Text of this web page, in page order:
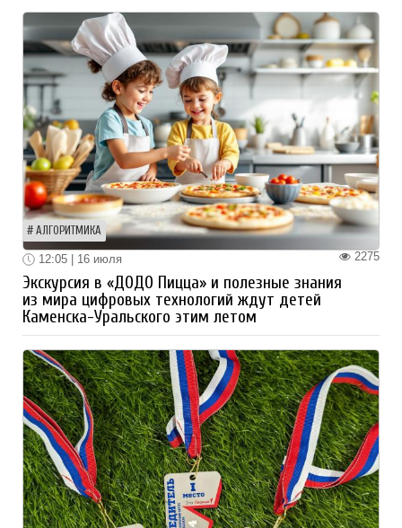
АЛГОРИТМИКА
2275
12:05 | 16 июля
Экскурсия в «ДОДО Пицца» и полезные знания
из мира цифровых технологий ждут детей
Каменска-Уральского этим летом